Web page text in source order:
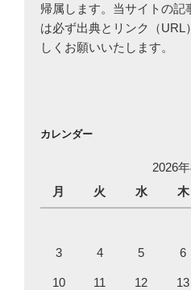
帰属します。当サイトの記
は必ず出典とリンク（URL
しくお願いいたします。
カレンダー
2026
月
火 水 木
3 4 5 6
10 11 12 13